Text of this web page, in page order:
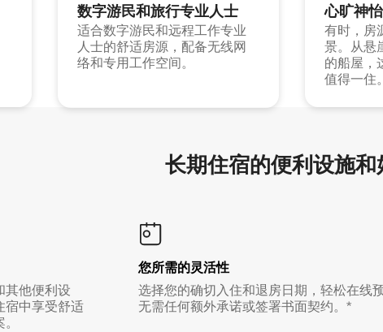
数字游民和旅行专业人士
适合数字游民和远程工作专业
人士的舒适房源，配备无线网
络和专用工作空间。
心旷神
有时，房
景。从悬
的船屋，
值得一住。
长期住宿的便利设施和
其他便利设
宿中享受舒适
您所需的灵活性
选择您的确切入住和退房日期，轻松在线
无需任何额外承诺或签署书面契约。*